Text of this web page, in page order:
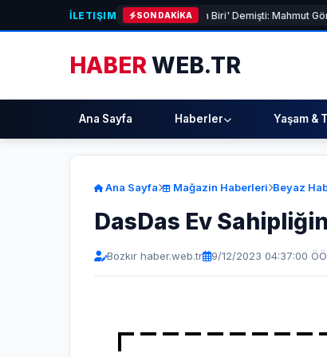
İLETIŞIM SON DAKİKA
'Güvenebileceğim Üç İnsandan Biri' Demişti: Mahmut Görgen’den
HABERWEB.TR
Ana Sayfa Haberler Yaşam &
Ana Sayfa Mağazin Haberleri Beyaz
DasDas Ev
Bozkır haber.web.tr 9/12/2023 04:37:00 ÖÖ